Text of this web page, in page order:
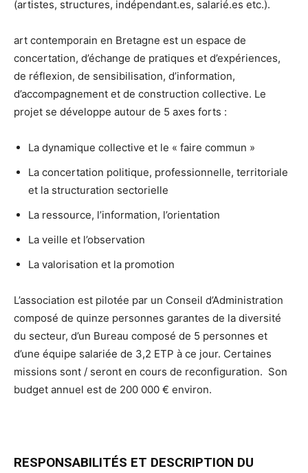
(artistes, structures, indépendant.es, salarié.es etc.).
art contemporain en Bretagne est un espace de
concertation, d’échange de pratiques et d’expériences,
de réflexion, de sensibilisation, d’information,
d’accompagnement et de construction collective. Le
projet se développe autour de 5 axes forts :
La dynamique collective et le « faire commun »
La concertation politique, professionnelle, territoriale
et la structuration sectorielle
La ressource, l’information, l’orientation
La veille et l’observation
La valorisation et la promotion
L’association est pilotée par un Conseil d’Administration
composé de quinze personnes garantes de la diversité
du secteur, d’un Bureau composé de 5 personnes et
d’une équipe salariée de 3,2 ETP à ce jour. Certaines
missions sont / seront en cours de reconfiguration. Son
budget annuel est de 200 000 € environ.
RESPONSABILITÉS ET DESCRIPTION DU